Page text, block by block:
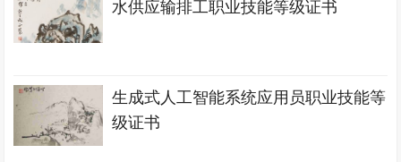
水供应输排工职业技能等级证书
生成式人工智能系统应用员职业技能等
级证书